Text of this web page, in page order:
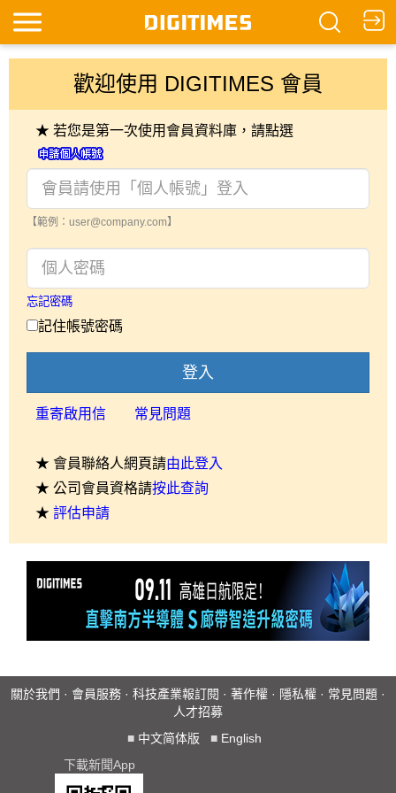
歡迎使用 DIGITIMES 會員
★ 若您是第一次使用會員資料庫，請點選
【範例：user@company.com】
忘記密碼
記住帳號密碼
登入
重寄啟用信 常見問題
★ 會員聯絡人網頁請由此登入
★ 公司會員資格請按此查詢
★ 評估申請
關於我們 · 會員服務 · 科技產業報訂閱 · 著作權 · 隱私權 · 常見問題 ·
人才招募
■ 中文简体版 ■ English
下載新聞App